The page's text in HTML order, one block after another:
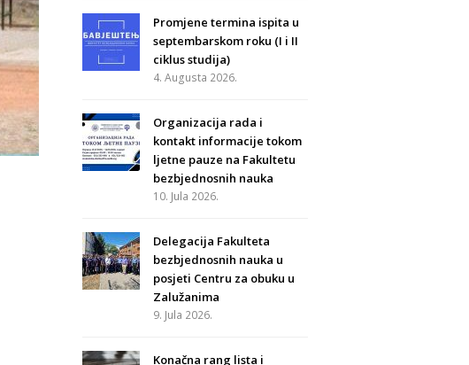
Promjene termina ispita u
septembarskom roku (I i II
ciklus studija)
4. Augusta 2026.
Organizacija rada i
kontakt informacije tokom
ljetne pauze na Fakultetu
bezbjednosnih nauka
10. Jula 2026.
Delegacija Fakulteta
bezbjednosnih nauka u
posjeti Centru za obuku u
Zalužanima
9. Jula 2026.
Konačna rang lista i